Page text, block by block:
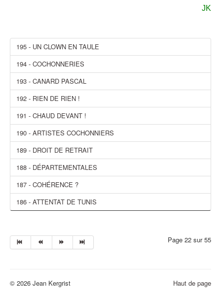
JK
195 - UN CLOWN EN TAULE
194 - COCHONNERIES
193 - CANARD PASCAL
192 - RIEN DE RIEN !
191 - CHAUD DEVANT !
190 - ARTISTES COCHONNIERS
189 - DROIT DE RETRAIT
188 - DÉPARTEMENTALES
187 - COHÉRENCE ?
186 - ATTENTAT DE TUNIS
Page 22 sur 55
Haut de page
© 2026 Jean Kergrist